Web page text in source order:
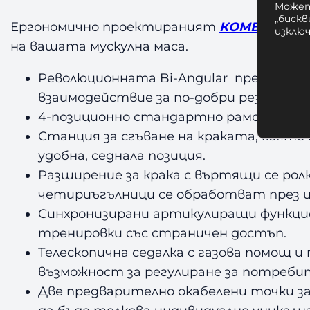
Ергономично проектираният
на вашата мускулна маса.
Революционната Bi-Angular преса на
взаимодействие за по-добри
4-позиционно стандартно рамо за
Станция за сгъване на краката,
удобна, седнала позиция.
Разширение за крака с въртящи се
четириъгълници се обработват през
Синхронизирани артикулиращи
тренировки със страничен достъп.
Телескопична седалка с газова помощ
възможност за регулиране за
Две предварително окабелени точки